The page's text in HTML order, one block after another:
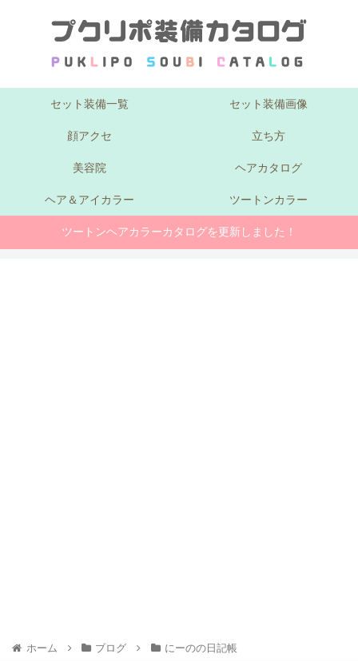
セット装備一覧 セット装備画像
顔アクセ 立ち方
美容院 ヘアカタログ
ヘア＆アイカラー ツートンカラー
ツートンヘアカラーカタログを更新しました！
ホーム ブログ にーのの日記帳